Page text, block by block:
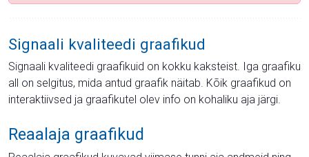
Signaali kvaliteedi graafikud
Signaali kvaliteedi graafikuid on kokku kaksteist. Iga graafiku
all on selgitus, mida antud graafik näitab. Kõik graafikud on
interaktiivsed ja graafikutel olev info on kohaliku aja järgi.
Reaalaja graafikud